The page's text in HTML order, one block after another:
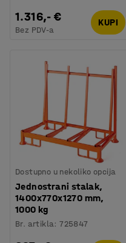
1.316,- €
Bez PDV-a
KUPI
Dostupno u nekoliko opcija
Jednostrani stalak,
1400x770x1270 mm,
1000 kg
Br. artikla:725847